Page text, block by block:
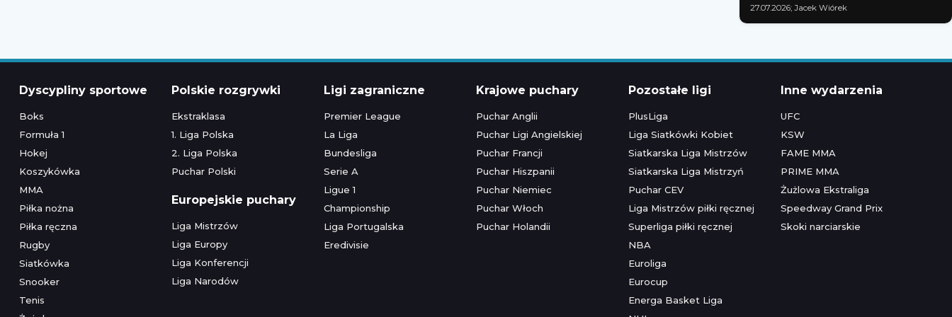
27.07.2026; Jacek Wiórek
Dyscypliny sportowe
Boks
Formuła 1
Hokej
Koszykówka
MMA
Piłka nożna
Piłka ręczna
Rugby
Siatkówka
Snooker
Tenis
Polskie rozgrywki
Ekstraklasa
1. Liga Polska
2. Liga Polska
Puchar Polski
Europejskie puchary
Liga Mistrzów
Liga Europy
Liga Konferencji
Liga Narodów
Ligi zagraniczne
Premier League
La Liga
Bundesliga
Serie A
Ligue 1
Championship
Liga Portugalska
Eredivisie
Krajowe puchary
Puchar Anglii
Puchar Ligi Angielskiej
Puchar Francji
Puchar Hiszpanii
Puchar Niemiec
Puchar Włoch
Puchar Holandii
Pozostałe ligi
PlusLiga
Liga Siatkówki Kobiet
Siatkarska Liga Mistrzów
Siatkarska Liga Mistrzyń
Puchar CEV
Liga Mistrzów piłki ręcznej
Superliga piłki ręcznej
NBA
Euroliga
Eurocup
Energa Basket Liga
Inne wydarzenia
UFC
KSW
FAME MMA
PRIME MMA
Żużlowa Ekstraliga
Speedway Grand Prix
Skoki narciarskie